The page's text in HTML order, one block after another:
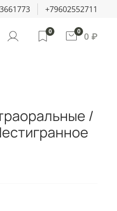
+79602552711
0 0 0 ₽
/